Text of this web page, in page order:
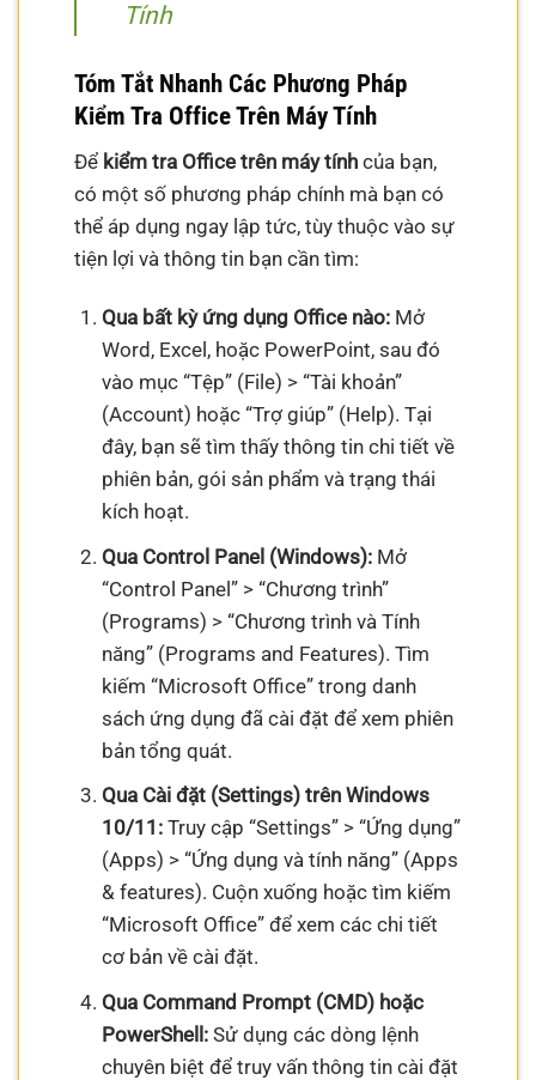
Tính
Tóm Tắt Nhanh Các Phương Pháp
Kiểm Tra Office Trên Máy Tính
Để kiểm tra Office trên máy tính của bạn,
có một số phương pháp chính mà bạn có
thể áp dụng ngay lập tức, tùy thuộc vào sự
tiện lợi và thông tin bạn cần tìm:
Qua bất kỳ ứng dụng Office nào:Mở
Word, Excel, hoặc PowerPoint, sau đó
vào mục “Tệp” (File) > “Tài khoản”
(Account) hoặc “Trợ giúp” (Help). Tại
đây, bạn sẽ tìm thấy thông tin chi tiết về
phiên bản, gói sản phẩm và trạng thái
kích hoạt.
Qua Control Panel (Windows):Mở
“Control Panel” > “Chương trình”
(Programs) > “Chương trình và Tính
năng” (Programs and Features). Tìm
kiếm “Microsoft Office” trong danh
sách ứng dụng đã cài đặt để xem phiên
bản tổng quát.
Qua Cài đặt (Settings) trên Windows
10/11:Truy cập “Settings” > “Ứng dụng”
(Apps) > “Ứng dụng và tính năng” (Apps
& features). Cuộn xuống hoặc tìm kiếm
“Microsoft Office” để xem các chi tiết
cơ bản về cài đặt.
Qua Command Prompt (CMD) hoặc
PowerShell:Sử dụng các dòng lệnh
chuyên biệt để truy vấn thông tin cài đặt